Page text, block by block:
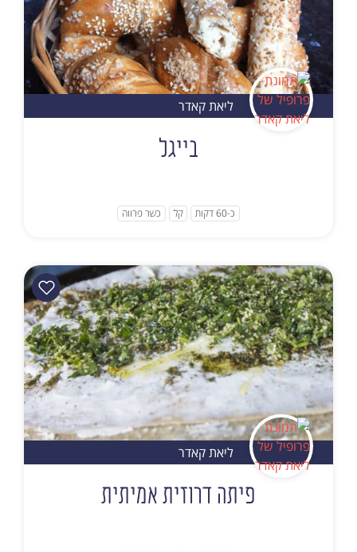
ליאת קאדר
בייגל
כ-60 דקות קל כשר פרווה
ליאת קאדר
פיתה דרוזית אמיתית